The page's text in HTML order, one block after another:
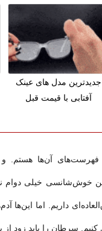
جدیدترین مدل های عینک
آفتابی با قیمت قبل
آن‌ها هستم. و
خوش‌شانسی خیلی دوام
داریم. اما این‌ها
سرطان را باید زود از